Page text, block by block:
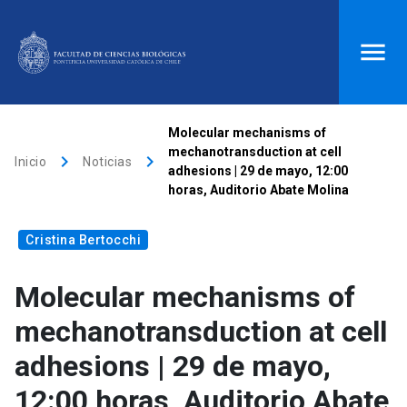
Biblioteca launch Donaciones launch
Inicio
Quiénes somos
keyboard_arrow_down
Inicio keyboard_arrow_right Noticias keyboard_arrow_right
Molecular mechanisms of
mechanotransduction at cell
adhesions | 29 de mayo, 12:00
horas, Auditorio Abate Molina
Cristina Bertocchi
Molecular mechanisms of
mechanotransduction at cell
adhesions | 29 de mayo,